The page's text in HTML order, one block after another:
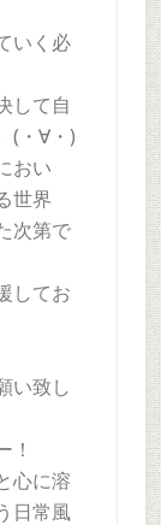
いく必
して自
(・∀・)
おい
世界
次第で
してお
い致し
！
心に溶
日常風